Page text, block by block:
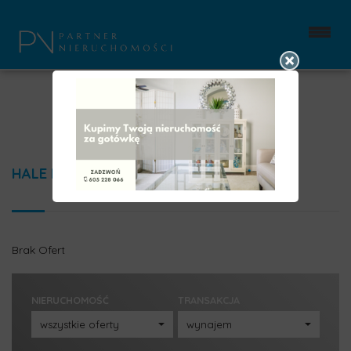
HALE NA WYNAJEM
Brak Ofert
NIERUCHOMOŚĆ